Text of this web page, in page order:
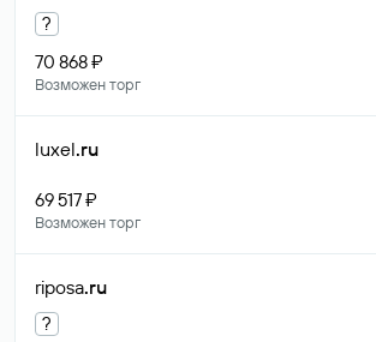
?
70 868 ₽
Возможен торг
luxel.ru
69 517 ₽
Возможен торг
riposa.ru
?